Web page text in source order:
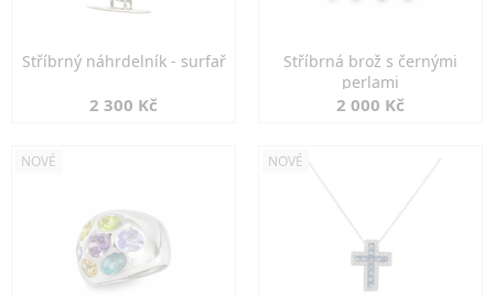
Stříbrný náhrdelník - surfař
2 300 Kč
Stříbrná brož s černými
perlami
2 000 Kč
NOVÉ NOVÉ